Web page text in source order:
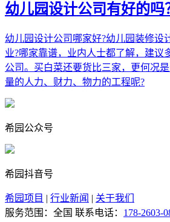
幼儿园设计公司有好的吗
幼儿园设计公司哪家好?幼儿园装修设
业?哪家靠谱，业内人士都了解，建议
公司。买白菜还要货比三家，更何况
量的人力、财力、物力的工程呢?
希园公众号
希园抖音号
希园项目 | 行业新闻 | 关于我们
服务范围：全国 联系电话： 178-2603-